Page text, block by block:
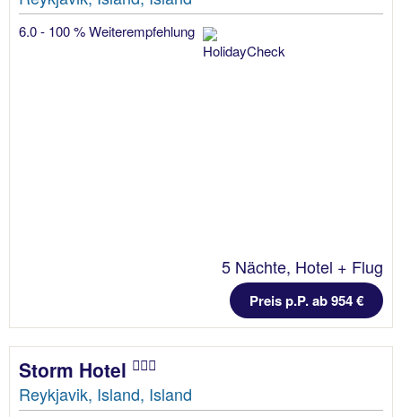
6.0 - 100 % Weiterempfehlung
5 Nächte, Hotel + Flug
Preis p.P. ab 954 €
Storm Hotel
Reykjavik, Island, Island